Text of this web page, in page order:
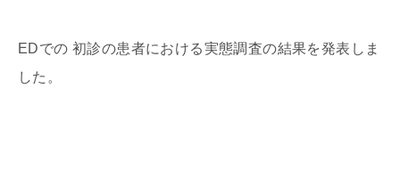
EDでの 初診の患者における実態調査の結果を発表しま
した。